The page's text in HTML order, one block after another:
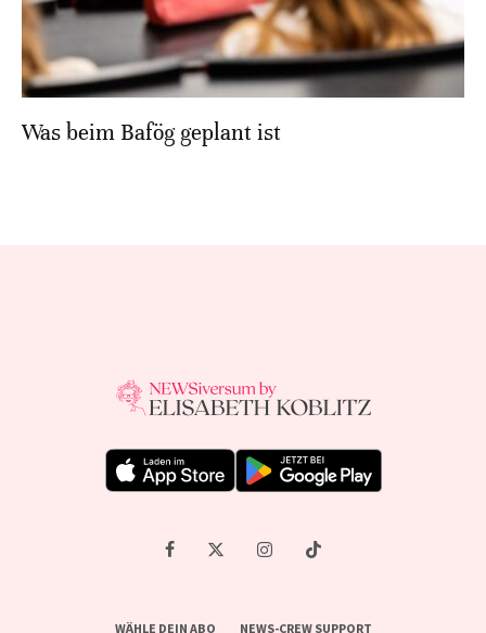
Was beim Bafög geplant ist
WÄHLE DEIN ABO NEWS-CREW SUPPORT